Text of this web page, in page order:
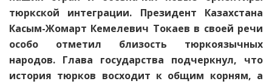
тюркской интеграции. Президент Казахстана
Касым-Жомарт Кемелевич Токаев в своей речи
особо отметил близость тюркоязычных
народов. Глава государства подчеркнул, что
история тюрков восходит к общим корням, а